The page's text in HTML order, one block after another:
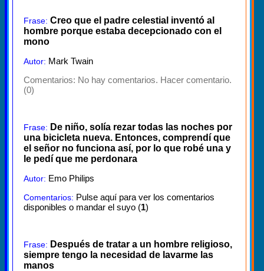
Frase: Creo que el padre celestial inventó al
hombre porque estaba decepcionado con el
mono
Autor: Mark Twain
Comentarios: No hay comentarios. Hacer comentario.
(0)
Frase: De niño, solía rezar todas las noches por
una bicicleta nueva. Entonces, comprendí que
el señor no funciona así, por lo que robé una y
le pedí que me perdonara
Autor: Emo Philips
Comentarios: Pulse aquí para ver los comentarios
disponibles o mandar el suyo (1)
Frase: Después de tratar a un hombre religioso,
siempre tengo la necesidad de lavarme las
manos